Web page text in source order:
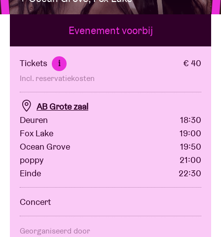
BRDCST
ABtv
Concertcheque
Over AB
Contact
Evenement voorbij
Tickets i € 40
Incl. reservatiekosten
AB Grote zaal
Deuren
18:30
Fox Lake
19:00
Ocean Grove
19:50
poppy
21:00
Einde
22:30
Concert
Georganiseerd door